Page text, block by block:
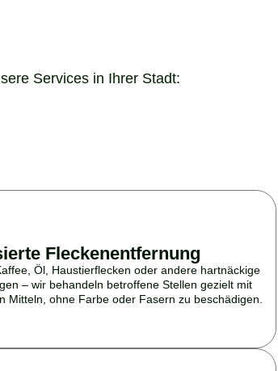
Services in Ihrer Stadt:
Fleckenentfernung
Öl, Haustierflecken oder andere hartnäckige
– wir behandeln betroffene Stellen gezielt mit
Mitteln, ohne Farbe oder Fasern zu beschädigen.